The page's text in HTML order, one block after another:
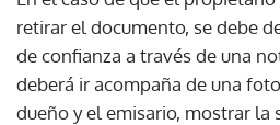
retirar el documento, se debe
de confianza a través de una
deberá ir acompaña de una
dueño y el emisario, mostrar la